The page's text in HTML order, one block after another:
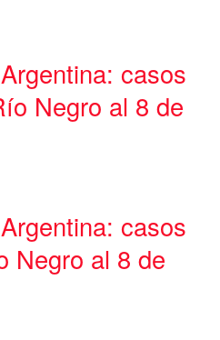
casos
Negro al 8 de
casos
Negro al 8 de